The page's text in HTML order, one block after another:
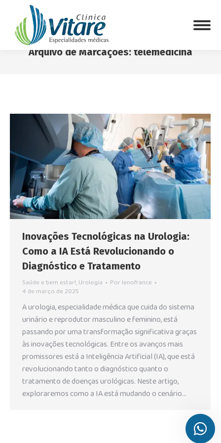
Arquivo de Marcações: telemedicina
Inovações Tecnológicas na Urologia:
Como a IA Está Revolucionando o
Diagnóstico e Tratamento
Saúde e bem estar!,Urologia Porlenofrance
4 de março de 2025
A urologia, especialidade médica que cuida do sistema
urinário e reprodutor masculino e feminino, está
passando por uma transformação significativa graças
às inovações tecnológicas. Entre os avanços mais
promissores está a Inteligência Artificial (IA), que está
revolucionando tanto o diagnóstico quanto o
tratamento de doenças urológicas. Neste artigo,
exploraremos como a IA está mudando o cenário…